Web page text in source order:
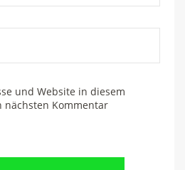
und Website in diesem
nächsten Kommentar